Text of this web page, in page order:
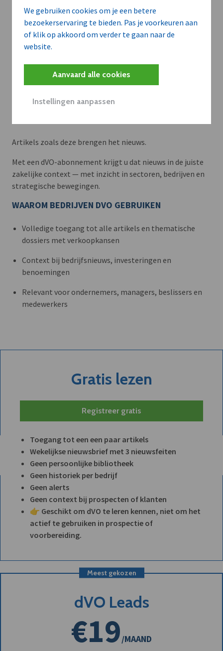
We gebruiken cookies om je een betere
bezoekerservaring te bieden. Pas je voorkeuren aan
of klik op akkoord om verder te gaan naar de
website.
Aanvaard alle cookies
Instellingen aanpassen
Artikels zoals deze brengen het nieuws.
Met een dVO-abonnement krijgt u dat nieuws in de juiste
zakelijke context — met inzicht in sectoren, bedrijven en
strategische bewegingen.
WAAROM BEDRIJVEN DVO GEBRUIKEN
Volledige toegang tot alle artikels en thematische
dossiers met verkoopkansen
Context bij bedrijfsnieuws, investeringen en
benoemingen
Relevant voor ondernemers, managers, beslissers en
medewerkers
Gratis lezen
Registreer gratis
Toegang tot een een paar artikels
Wekelijkse nieuwsbrief met 3 nieuwsfeiten
Geen persoonlijke bibliotheek
Geen historiek per bedrijf
Geen alerts
Geen context bij prospecten of klanten
👉 Geschikt om dVO te leren kennen, niet om het
actief te gebruiken in prospectie of
voorbereiding.
Meest gekozen
dVO Leads
€19/MAAND